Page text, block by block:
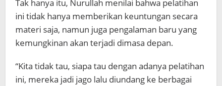
Tak hanya itu, Nurullah menilai bahwa pelatihan
ini tidak hanya memberikan keuntungan secara
materi saja, namun juga pengalaman baru yang
kemungkinan akan terjadi dimasa depan.
“Kita tidak tau, siapa tau dengan adanya pelatihan
ini, mereka jadi jago lalu diundang ke berbagai